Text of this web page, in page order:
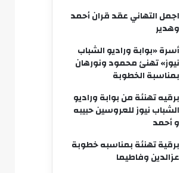
اجمل التهاني عقد قران أحمد
وهدير
أسرة «بوابة وراديو الشباب
نيوز» تهنئ محمود ونورهان
بمناسبة الخطوبة
برقيه تهنئة من بوابة وراديو
الشباب نيوز للعروسين حبيبه
و أحمد
برقية تهنئة بمناسبه خطوبة
عزالدين وفاطيما